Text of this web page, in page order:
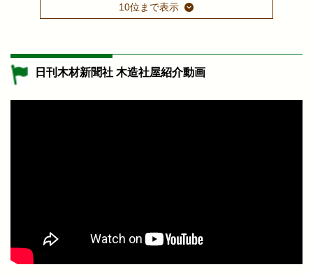
10位まで表示
日刊木材新聞社 木造社屋紹介動画